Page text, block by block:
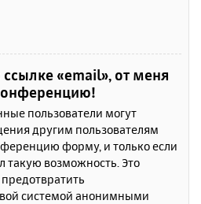
«email», от меня
пользователи могут
другим пользователям
форму, и только если
такую возможность. Это
системой анонимными